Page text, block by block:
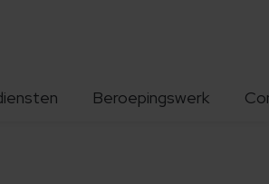
Beroepingswerk